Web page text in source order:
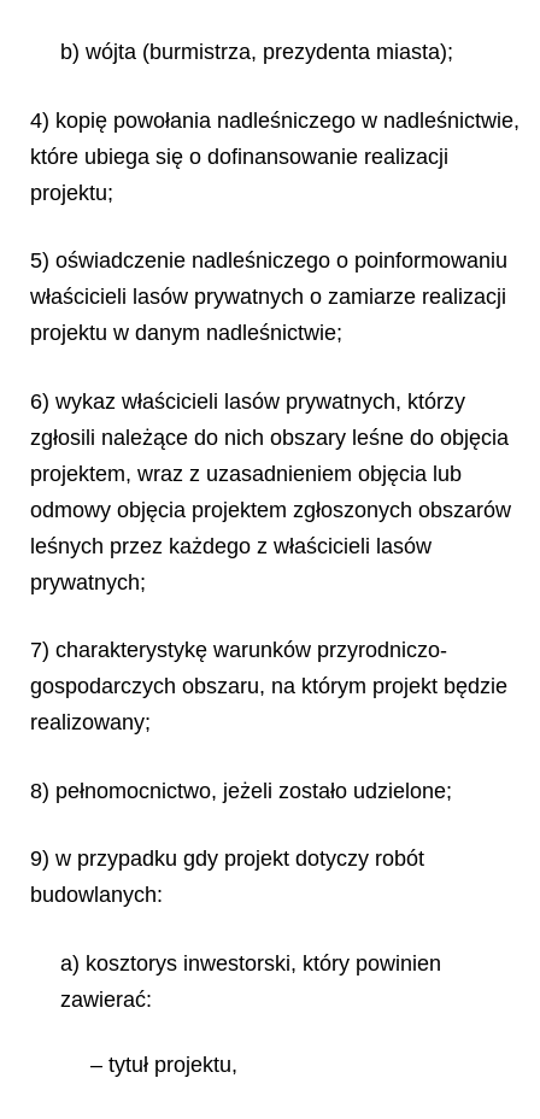
b) wójta (burmistrza, prezydenta miasta);
4) kopię powołania nadleśniczego w nadleśnictwie,
które ubiega się o dofinansowanie realizacji
projektu;
5) oświadczenie nadleśniczego o poinformowaniu
właścicieli lasów prywatnych o zamiarze realizacji
projektu w danym nadleśnictwie;
6) wykaz właścicieli lasów prywatnych, którzy
zgłosili należące do nich obszary leśne do objęcia
projektem, wraz z uzasadnieniem objęcia lub
odmowy objęcia projektem zgłoszonych obszarów
leśnych przez każdego z właścicieli lasów
prywatnych;
7) charakterystykę warunków przyrodniczo-
gospodarczych obszaru, na którym projekt będzie
realizowany;
8) pełnomocnictwo, jeżeli zostało udzielone;
9) w przypadku gdy projekt dotyczy robót
budowlanych:
a) kosztorys inwestorski, który powinien
zawierać:
– tytuł projektu,